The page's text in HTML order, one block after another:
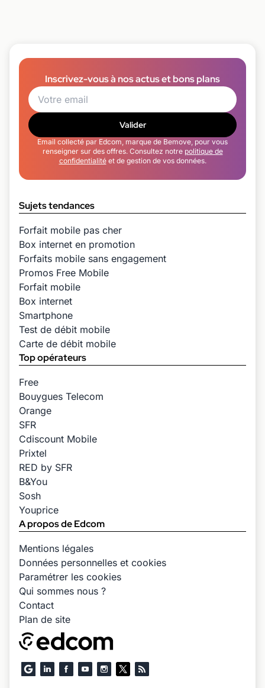
Inscrivez-vous à nos actus et bons plans
Valider
Email collecté par Edcom, marque de Bemove, pour vous
renseigner sur des offres. Consultez notre politique de
confidentialitéet de gestion de vos données.
Sujets tendances
Forfait mobile pas cher
Box internet en promotion
Forfaits mobile sans engagement
Promos Free Mobile
Forfait mobile
Box internet
Smartphone
Test de débit mobile
Carte de débit mobile
Top opérateurs
Free
Bouygues Telecom
Orange
SFR
Cdiscount Mobile
Prixtel
RED by SFR
B&You
Sosh
Youprice
A propos de Edcom
Mentions légales
Données personnelles et cookies
Paramétrer les cookies
Qui sommes nous ?
Contact
Plan de site